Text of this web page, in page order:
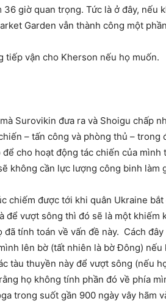
giờ quan trọng. Tức là ở đây,
Garden vẫn thành công một
tiếp vận cho Kherson nếu họ muốn.
Surovikin đưa ra và Shoigu chấp
– tấn công và phòng thủ –
cho hoạt động tác chiến của
không cần lực lượng công binh làm
chiếm được tới khi quân Ukraine
để vượt sông thì đó sẽ là một
tính toán về vấn đề này. Cách
lên bờ (tất nhiên là bờ Đông)
tàu thuyền này để vượt sông (nếu
họ không tính phần đó về phía
trong suốt gần 900 ngày vây